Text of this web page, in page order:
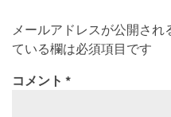
メールアドレスが公開され
ている欄は必須項目です
コメント *